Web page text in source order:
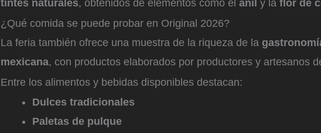
tintes naturales, obtenidos de elementos como el añil y la flor de
¿Qué comida se puede probar en Original 2026?
La feria también ofrece una muestra de la riqueza de la
mexicana, con productos elaborados por productores y artesanos
Entre los alimentos y bebidas disponibles destacan:
Dulces tradicionales
Paletas de pulque